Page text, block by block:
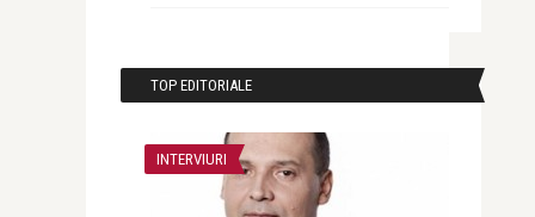
TOP EDITORIALE
INTERVIURI